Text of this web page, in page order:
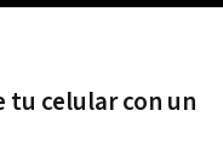
tu celular con un